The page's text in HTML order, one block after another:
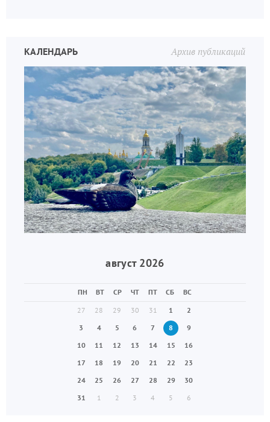
Архив публикаций
КАЛЕНДАРЬ
август 2026
ПН ВТ СР ЧТ ПТ СБ
ВС
27
28 29 30 31 1
2
3
4 5 6 7 8
9
10
11 12 13 14 15
16
17
18 19 20 21 22
23
24
25 26 27 28 29
30
31
1 2 3 4 5 6